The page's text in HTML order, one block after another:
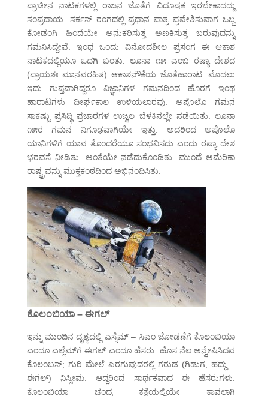
ಪ್ರಾಚೀನ ನಾಟಕಗಳಲ್ಲಿ ರಾಜನ ಜೊತೆಗೆ ವಿದೂಷಕ ಇರಬೇಕಾದದ್ದು
ಸಂಪ್ರದಾಯ. ಸರ್ಕಸ್ ರಂಗದಲ್ಲಿ ಪ್ರಧಾನ ಪಾತ್ರ ಪ್ರವೇಶಿಸುವಾಗ ಒಬ್ಬ
ಕೋಡಂಗಿ ಹಿಂದೆಯೇ ಅನುಕರಿಸುತ್ತ ಅಣಕಿಸುತ್ತ ಬರುವುದನ್ನು
ಗಮನಿಸಿದ್ದೇವೆ. ಇಂಥ ಒಂದು ವಿನೋದಶೀಲ ಪ್ರಸಂಗ ಈ ಆಕಾಶ
ನಾಟಕದಲ್ಲಿಯೂ ಒದಗಿ ಬಂತು. ಲೂನಾ ೧೫ ಎಂಬ ರಷ್ಯಾ ದೇಶದ
(ಪ್ರಾಯಶಃ ಮಾನವರಹಿತ) ಆಕಾಶನೌಕೆಯ ಜೊತೆಹಾರಾಟ. ಮೊದಲು
ಇದು ಗುಪ್ತವಾಗಿದ್ದರೂ ವಿಜ್ಞಾನಿಗಳ ಗಮನದಿಂದ ಹೊರಗೆ ಇಂಥ
ಹಾರಾಟಗಳು ದೀರ್ಘಕಾಲ ಉಳಿಯಲಾರವು. ಅಪೊಲೊ ಗಮನ
ಸಾಕಷ್ಟು ಪ್ರಸಿದ್ಧಿ ಪ್ರಚಾರಗಳ ಉಜ್ವಲ ಬೆಳಕಿನಲ್ಲೇ ನಡೆಯಿತು. ಲೂನಾ
೧೫ರ ಗಮನ ನಿಗೂಢವಾಗಿಯೇ ಇತ್ತು. ಅದರಿಂದ ಅಪೊಲೊ
ಯಾನಿಗಳಿಗೆ ಯಾವ ತೊಂದರೆಯೂ ಸಂಭವಿಸದು ಎಂದು ರಷ್ಯಾ ದೇಶ
ಭರವಸೆ ನೀಡಿತು. ಅಂತೆಯೇ ನಡೆದುಕೊಂಡಿತು. ಮುಂದೆ ಅಮೆರಿಕಾ
ರಾಷ್ಟ್ರವನ್ನು ಮುಕ್ತಕಂಠದಿಂದ ಅಭಿನಂದಿಸಿತು.
ಕೊಲಂಬಿಯಾ – ಈಗಲ್
ಇನ್ನು ಮುಂದಿನ ದೃಶ್ಯದಲ್ಲಿ ಎಸ್ಸೆಮ್ – ಸಿಎಂ ಜೋಡಣೆಗೆ ಕೊಲಂಬಿಯಾ
ಎಂದೂ ಎಲ್ಲೆಮ್‌ಗೆ ಈಗಲ್ ಎಂದೂ ಹೆಸರು. ಹೊಸ ನೆಲ ಅನ್ವೇಷಿಸಿದವ
ಕೊಲಂಬಸ್; ಗುರಿ ಮೇಲೆ ಎರಗುವುದರಲ್ಲಿ ಗರುಡ (ಗಿಡುಗ, ಹದ್ದು –
ಈಗಲ್) ನಿಸ್ಸೀಮ. ಆದ್ದರಿಂದ ಸಾರ್ಥಕವಾದ ಈ ಹೆಸರುಗಳು.
ಕೊಲಂಬಿಯಾ ಚಂದ್ರ ಕಕ್ಷೆಯಲ್ಲಿಯೇ ಕಾವಲಾಗಿ